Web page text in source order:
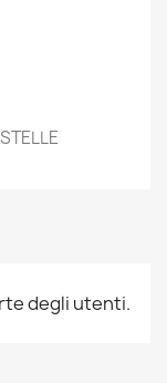
degli utenti.